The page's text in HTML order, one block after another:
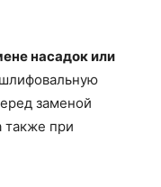
насадок или
заменой
также при